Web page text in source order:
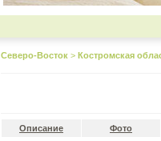
Северо-Восток > Костромская
Описание Фото